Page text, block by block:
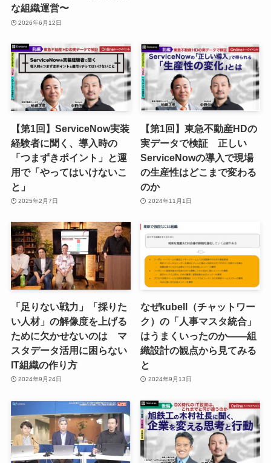
な組織運営〜
2026年6月12日
【第1回】ServiceNow実装
経験者に聞く、導入時の
「つまずきポイント」と運
用で「やってはいけないこ
と」
2025年2月7日
【第1回】東急不動産HDの
実データで検証 正しい
ServiceNowの導入で現場
の生産性はどこまで変わる
のか
2024年11月1日
「足りない戦力」「採りた
い人材」の解像度を上げる
ために欠かせないのは マ
スタデータ活用に困らない
IT組織の作り方
2024年9月24日
なぜkubell（チャットワー
ク）の「人事マスタ統合」
はうまくいったのか——組
織設計の観点から見てみる
と
2024年9月13日